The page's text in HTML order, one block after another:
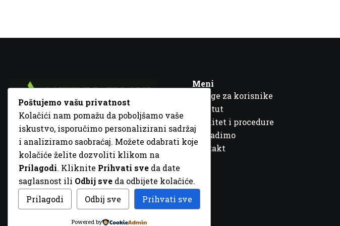
Fra Ivana Jukića br. 2, 72000 Zenica, BiH
+387 32 448 001
info@inz.ba
http://www.inz.ba
Meni
Usluge za korisnike
Institut
Kvalitet i procedure
Šta radimo
Kontakt
© 2026 Sva prava zadržana. DizajnGordonDM
Poštujemo vašu privatnost
Kolačići nam pomažu da poboljšamo vaše
iskustvo, isporučimo personalizirani sadržaj
i analiziramo saobraćaj. Možete odabrati koje
kolačiće želite dozvoliti klikom na
Prilagodi. Kliknite Prihvati sve da date
saglasnost ili Odbij sve da odbijete kolačiće.
Prilagodi
Odbij sve Prihvati sve
Powered by